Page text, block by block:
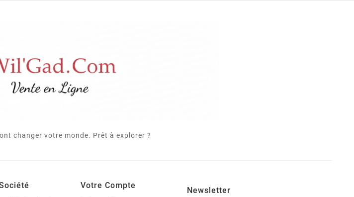
changer votre monde. Prêt à explorer ?
Votre Compte
Newsletter